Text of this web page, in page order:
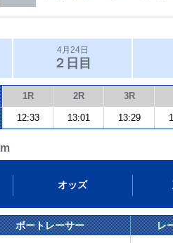
4月24日
２日目
1R 2R 3R
12:33 13:01 13:29
オッズ
ボートレーサー レ